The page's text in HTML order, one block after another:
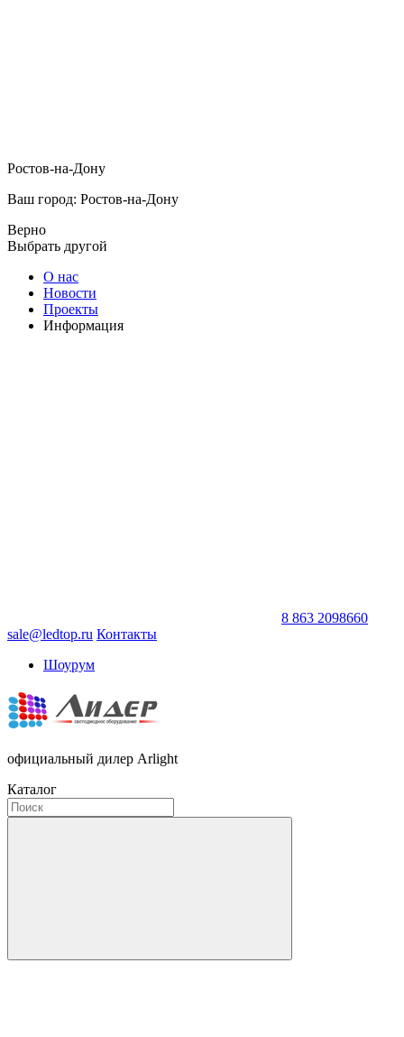
Ростов-на-Дону
Ваш город: Ростов-на-Дону
Верно
Выбрать другой
О нас
Новости
Проекты
Информация
8 863 2098660
sale@ledtop.ru Контакты
Шоурум
официальный дилер Arlight
Каталог